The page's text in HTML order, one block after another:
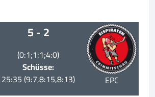
5 - 2
(0:1;1:1;4:0)
Schüsse:
25:35 (9:7,8:15,8:13)
EPC